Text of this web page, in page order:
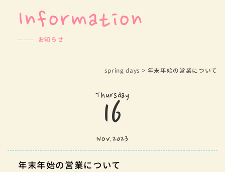
Information
お知らせ
spring days > 年末年始の営業について
Thursday
16
Nov.2023
年末年始の営業について